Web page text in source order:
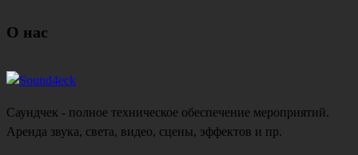
О нас
Саундчек - полное техническое обеспечение мероприятий.
Аренда звука, света, видео, сцены, эффектов и пр.